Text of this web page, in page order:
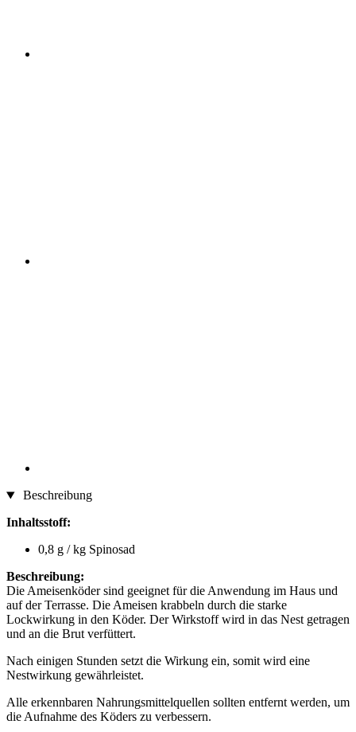
Beschreibung
Inhaltsstoff:
0,8 g / kg Spinosad
Beschreibung:
Die Ameisenköder sind geeignet für die Anwendung im Haus und
auf der Terrasse. Die Ameisen krabbeln durch die starke
Lockwirkung in den Köder. Der Wirkstoff wird in das Nest getragen
und an die Brut verfüttert.
Nach einigen Stunden setzt die Wirkung ein, somit wird eine
Nestwirkung gewährleistet.
Alle erkennbaren Nahrungsmittelquellen sollten entfernt werden, um
die Aufnahme des Köders zu verbessern.